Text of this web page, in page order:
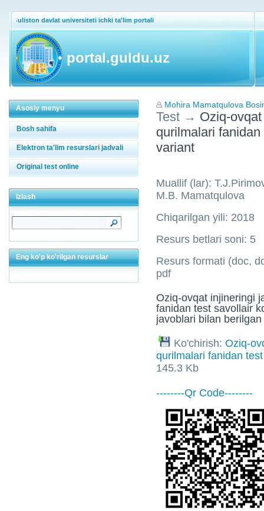
Guliston davlat universiteti ichki ta'lim portali
portal.guldu.uz
Asosiy menyu
Bosh sahifa
Elektron ta'lim resurslari jadvali
Original test online
Izlash
Eng ko'p ko'rilgan resurslar
Mohira Mamatqulova
Test → Oziq-
qurilmalari
variant
Muallif (lar):
M.B. Mamatqulova
Chiqarilgan yili: 2018
Resurs betlari soni: 5
Resurs formati (doc,
pdf
Oziq-ovqat injineringi
fanidan test savollair
javoblari bilan berilgan
Ko'chirish: Oziq-
qurilmalari fanidan
145.3 Kb
--------Qr Code--------